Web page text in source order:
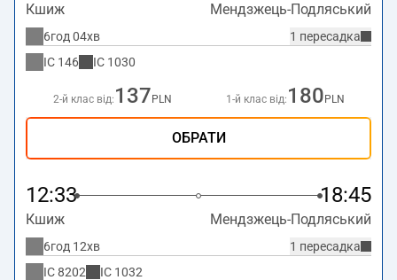
Кшиж Мендзжець-Подляський
1 пересадка
6год 04хв
IC 146 IC 1030
2-й клас від: 137 PLN 1-й клас від: 180 PLN
ОБРАТИ
12:33 18:45
Кшиж Мендзжець-Подляський
1 пересадка
6год 12хв
IC8202 IC 1032